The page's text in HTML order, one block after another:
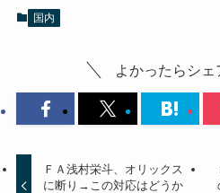
国内
よかったらシェ
ＦＡ浅村栄斗、オリックス
に断り→この対応はどうか